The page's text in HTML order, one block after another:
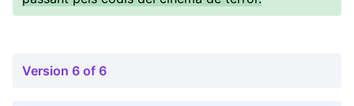
Version 6 of 6